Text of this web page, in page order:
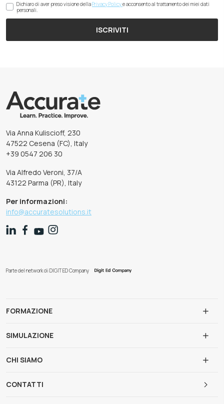
Dichiaro di aver preso visione dellaPrivacy Policye acconsento al trattamento dei miei dati
personali.
ISCRIVITI
Via Anna Kuliscioff, 230
47522 Cesena (FC), Italy
+39 0547 206 30
Via Alfredo Veroni, 37/A
43122 Parma (PR), Italy
Per informazioni:
info@accuratesolutions.it
Parte del network di DIGIT ED Company
FORMAZIONE
SIMULAZIONE
CHI SIAMO
CONTATTI